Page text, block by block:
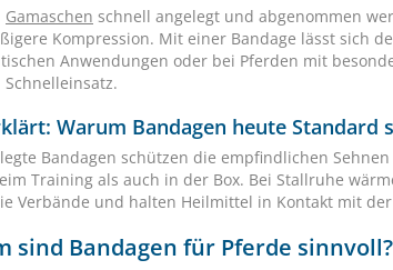
Gamaschen schnell angelegt und abgenommen
Kompression. Mit einer Bandage lässt sich
Anwendungen oder bei Pferden mit
Warum Bandagen heute Standard
Bandagen schützen die empfindlichen
Training als auch in der Box. Bei Stallruhe
Verbände und halten Heilmittel in Kontakt mit
sind Bandagen für Pferde sinnvoll?